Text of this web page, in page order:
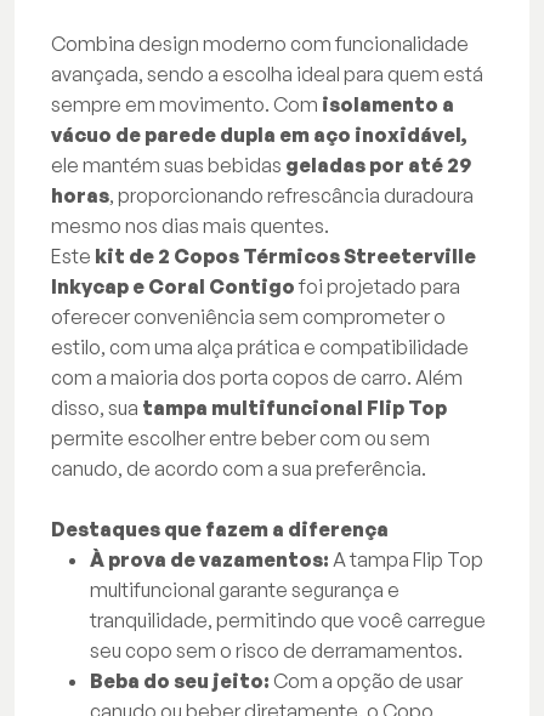
Combina design moderno com funcionalidade
avançada, sendo a escolha ideal para quem está
sempre em movimento. Com isolamento a
vácuo de parede dupla em aço inoxidável,
ele mantém suas bebidas geladas por até 29
horas, proporcionando refrescância duradoura
mesmo nos dias mais quentes.
Este kit de 2 Copos Térmicos Streeterville
Inkycap e Coral Contigofoi projetado para
oferecer conveniência sem comprometer o
estilo, com uma alça prática e compatibilidade
com a maioria dos porta copos de carro. Além
disso, sua tampa multifuncional Flip Top
permite escolher entre beber com ou sem
canudo, de acordo com a sua preferência.
Destaques que fazem a diferença
À prova de vazamentos: A tampa Flip Top
multifuncional garante segurança e
tranquilidade, permitindo que você carregue
seu copo sem o risco de derramamentos.
Beba do seu jeito: Com a opção de usar